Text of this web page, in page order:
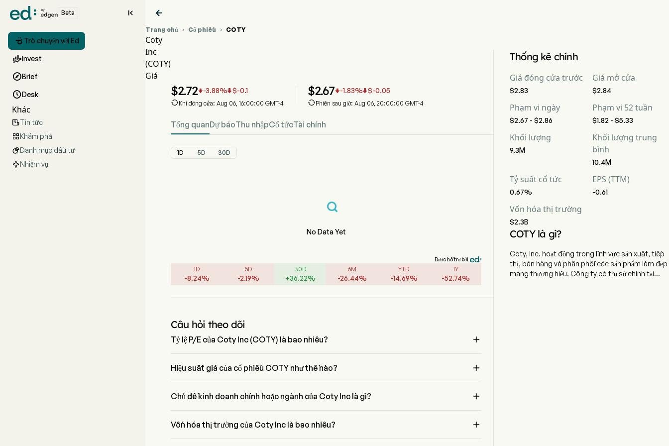
Beta 
 Trò chuyện với Ed
Invest
Brief
Desk
Khác
Tin tức
Khám phá
Danh mục đầu tư
Nhiệm vụ

Trang chủ  Cổ phiếu  COTY
Coty
Inc
(COTY)
Giá
$2.72-3.88% $-0.1
Khi đóng cửa: Aug 06, 16:00:00 GMT-4
$2.67-1.83% $-0.05
Phiên sau giờ: Aug 06, 20:00:00 GMT-4
Tổng quanDự báoThu nhậpCổ tứcTài chính
1D 5D 30D
No Data Yet
Được hỗ trợ bởi
1D
-8.24%
5D
-2.19%
30D
+36.22%
6M
-26.44%
YTD
-14.69%
1Y
-52.74%
Câu hỏi theo dõi
Tỷ lệ P/E của Coty Inc (COTY) là bao nhiêu? 
Hiệu suất giá của cổ phiếu COTY như thế nào? 
Chủ đề kinh doanh chính hoặc ngành của Coty Inc là gì? 
Vốn hóa thị trường của Coty Inc là bao nhiêu? 
Thống kê chính
Giá đóng cửa trước
$2.83
Giá mở cửa
$2.84
Phạm vi ngày
$2.67 - $2.86
Phạm vi 52 tuần
$1.82 - $5.33
Khối lượng
9.3M
Khối lượng trung
bình
10.4M
Tỷ suất cổ tức
0.67%
EPS (TTM)
-0.61
Vốn hóa thị trường
$2.3B
COTY là gì?
Coty, Inc. hoạt động trong lĩnh vực sản xuất, tiếp
thị, bán hàng và phân phối các sản phẩm làm đẹp
mang thương hiệu. Công ty có trụ sở chính tại